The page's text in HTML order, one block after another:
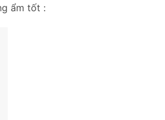
ẩm tốt :